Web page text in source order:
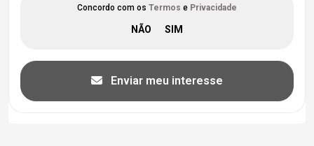
Concordo com os Termos e Privacidade
Enviar meu interesse